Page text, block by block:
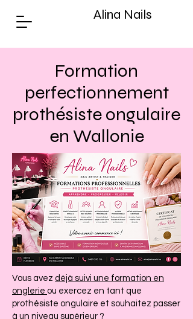
Alina Nails
Formation
perfectionnement
prothésiste ongulaire
en Wallonie
Vous avez déjà suivi une formation en
onglerie ou exercez en tant que
prothésiste ongulaire et souhaitez passer
à un niveau supérieur ?